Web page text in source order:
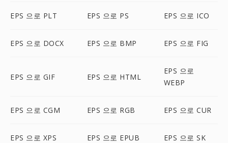
EPS 으로 PLT EPS 으로 PS EPS 으로 ICO
EPS 으로 DOCX EPS 으로 BMP EPS 으로 FIG
EPS 으로 GIF EPS 으로 HTML
EPS 으로
WEBP
EPS 으로 CGM EPS 으로 RGB EPS 으로 CUR
EPS 으로 XPS EPS 으로 EPUB EPS 으로 SK